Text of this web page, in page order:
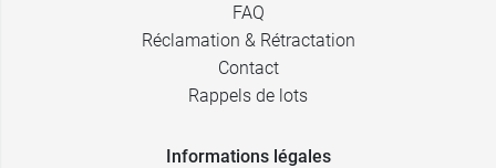
FAQ
Réclamation & Rétractation
Contact
Rappels de lots
Informations légales